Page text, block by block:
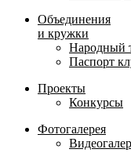
Объединения
и кружки
Народный
Паспорт
Проекты
Конкурсы
Фотогалерея